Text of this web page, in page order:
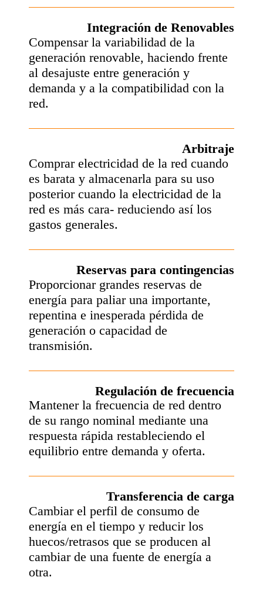
Integración de Renovables
Compensar la variabilidad de la
generación renovable, haciendo frente
al desajuste entre generación y
demanda y a la compatibilidad con la
red.
Arbitraje
Comprar electricidad de la red cuando
es barata y almacenarla para su uso
posterior cuando la electricidad de la
red es más cara- reduciendo así los
gastos generales.
Reservas para contingencias
Proporcionar grandes reservas de
energía para paliar una importante,
repentina e inesperada pérdida de
generación o capacidad de
transmisión.
Regulación de frecuencia
Mantener la frecuencia de red dentro
de su rango nominal mediante una
respuesta rápida restableciendo el
equilibrio entre demanda y oferta.
Transferencia de carga
Cambiar el perfil de consumo de
energía en el tiempo y reducir los
huecos/retrasos que se producen al
cambiar de una fuente de energía a
otra.